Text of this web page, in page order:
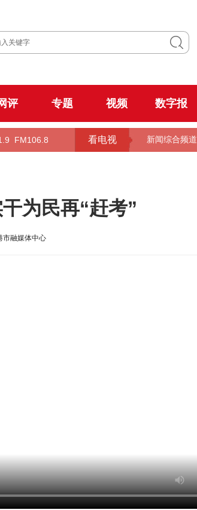
评 专题 视频 数字报
FM106.8 看电视 新闻综合频道
为民再“赶考”
市融媒体中心